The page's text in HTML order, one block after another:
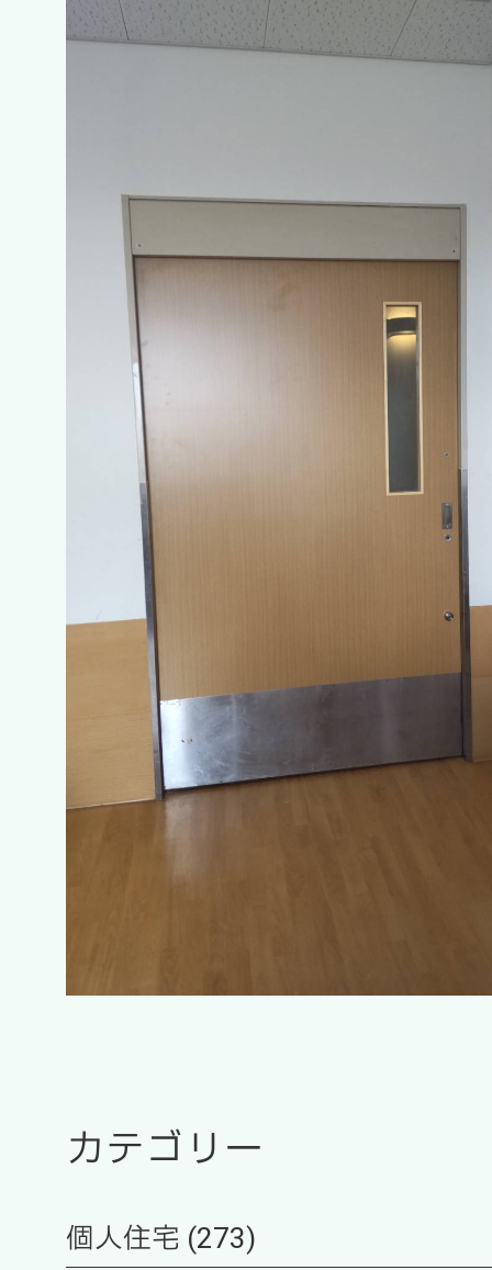
カテゴリー
個人住宅 (273)